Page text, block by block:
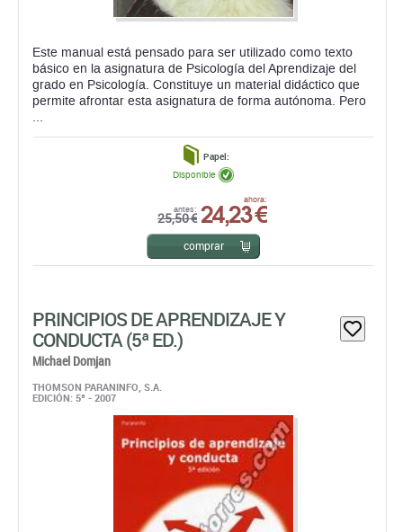
permite afrontar esta asignatura de forma autónoma. Pero
Papel:
ahora:
Disponible
comprar
PRINCIPIOS DE APRENDIZAJE Y
CONDUCTA (5ª ED.)
Michael Domjan